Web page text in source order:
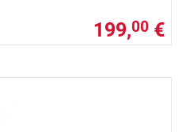
199,00 €